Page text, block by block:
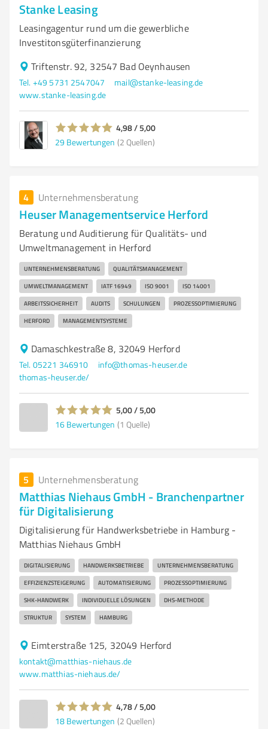
Stanke Leasing
Leasingagentur rund um die gewerbliche
Investitonsgüterfinanzierung
Triftenstr. 92, 32547 Bad Oeynhausen
Tel. +49 5731 2547047
mail@stanke-leasing.de
www.stanke-leasing.de
4,98 / 5,00
29 Bewertungen (2 Quellen)
4 Unternehmensberatung
Heuser Managementservice Herford
Beratung und Auditierung für Qualitäts- und
Umweltmanagement in Herford
UNTERNEHMENSBERATUNG QUALITÄTSMANAGEMENT
UMWELTMANAGEMENT IATF 16949 ISO 9001 ISO 14001
ARBEITSSICHERHEIT AUDITS SCHULUNGEN PROZESSOPTIMIERUNG
HERFORD MANAGEMENTSYSTEME
Damaschkestraße 8, 32049 Herford
Tel. 05221 346910
info@thomas-heuser.de
thomas-heuser.de/
5,00 / 5,00
16 Bewertungen (1 Quelle)
5 Unternehmensberatung
Matthias Niehaus GmbH - Branchenpartner
für Digitalisierung
Digitalisierung für Handwerksbetriebe in Hamburg -
Matthias Niehaus GmbH
DIGITALISIERUNG HANDWERKSBETRIEBE UNTERNEHMENSBERATUNG
EFFIZIENZSTEIGERUNG AUTOMATISIERUNG PROZESSOPTIMIERUNG
SHK-HANDWERK INDIVIDUELLE LÖSUNGEN DHS-METHODE
STRUKTUR SYSTEM HAMBURG
Eimterstraße 125, 32049 Herford
kontakt@matthias-niehaus.de
www.matthias-niehaus.de/
4,78 / 5,00
18 Bewertungen (2 Quellen)